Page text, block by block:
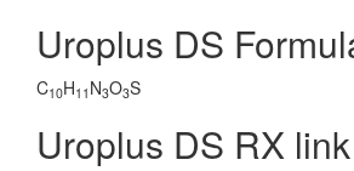
Uroplus DS
C10H11 N3O3S
Uroplus DS RX link